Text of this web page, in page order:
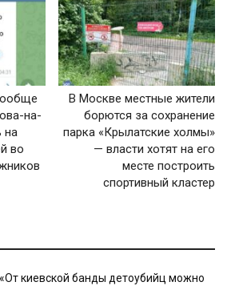
на-
на
во
В Москве местные жители
борются за сохранение
парка «Крылатские холмы»
— власти хотят на его
месте построить
спортивный кластер
«От киевской банды детоубийц можно